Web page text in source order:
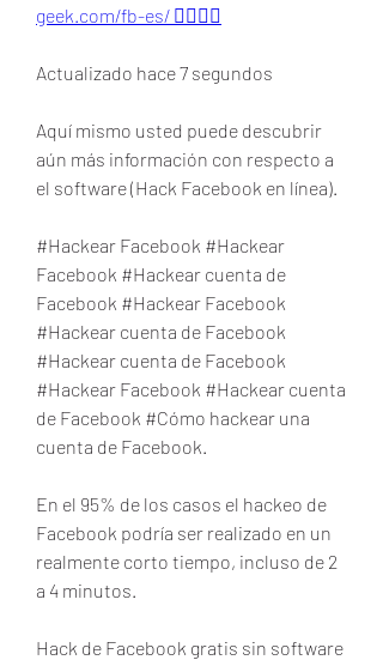
geek.com/fb-es/ 👈🏻👈🏻
Actualizado hace 7 segundos
Aquí mismo usted puede descubrir
aún más información con respecto a
el software (Hack Facebook en línea).
#Hackear Facebook #Hackear
Facebook #Hackear cuenta de
Facebook #Hackear Facebook
#Hackear cuenta de Facebook
#Hackear cuenta de Facebook
#Hackear Facebook #Hackear cuenta
de Facebook #Cómo hackear una
cuenta de Facebook.
En el 95% de los casos el hackeo de
Facebook podría ser realizado en un
realmente corto tiempo, incluso de 2
a 4 minutos.
Hack de Facebook gratis sin software